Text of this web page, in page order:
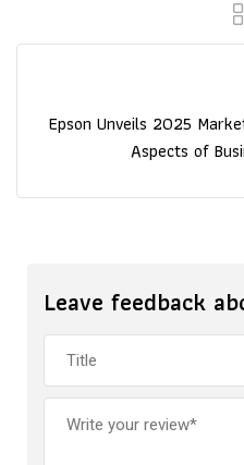
Epson Unveils 2025
Aspects of
Leave feedback